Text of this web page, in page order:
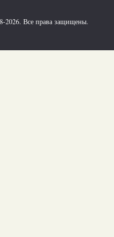
2026. Все права защищены.